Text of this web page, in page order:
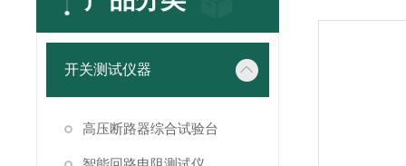
开关测试仪器
高压断路器综合试验台